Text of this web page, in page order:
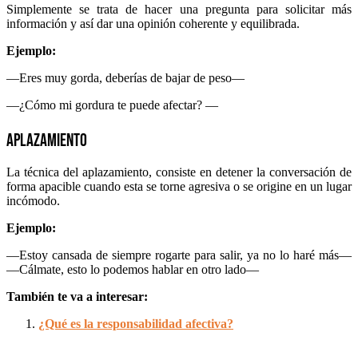
Simplemente se trata de hacer una pregunta para solicitar más
información y así dar una opinión coherente y equilibrada.
Ejemplo:
—Eres muy gorda, deberías de bajar de peso—
—¿Cómo mi gordura te puede afectar? —
Aplazamiento
La técnica del aplazamiento, consiste en detener la conversación de
forma apacible cuando esta se torne agresiva o se origine en un lugar
incómodo.
Ejemplo:
—Estoy cansada de siempre rogarte para salir, ya no lo haré más—
—Cálmate, esto lo podemos hablar en otro lado—
También te va a interesar:
¿Qué es la responsabilidad afectiva?